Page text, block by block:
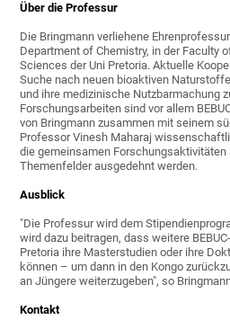
Über die Professur
Die Bringmann verliehene
Department of Chemistry, in der Faculty
Sciences der Uni Pretoria. Aktuelle
Suche nach neuen bioaktiven
und ihre medizinische Nutzbarmachung
Forschungsarbeiten sind vor allem
von Bringmann zusammen mit seinem
Professor Vinesh Maharaj
die gemeinsamen Forschungsaktivitäten
Themenfelder ausgedehnt werden.
Ausblick
"Die Professur wird dem
wird dazu beitragen, dass weitere
Pretoria ihre Masterstudien oder ihre
können – um dann in den Kongo
an Jüngere weiterzugeben", so
Kontakt